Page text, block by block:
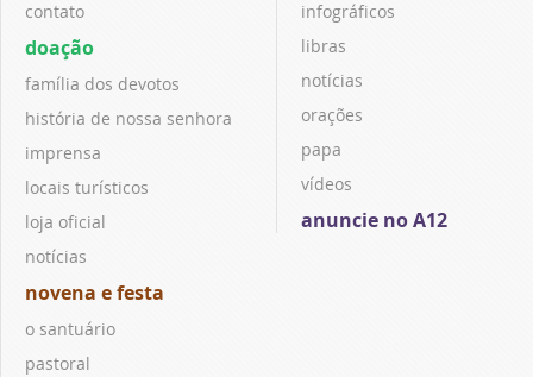
contato
doação
família dos devotos
história de nossa senhora
imprensa
locais turísticos
loja oficial
notícias
novena e festa
o santuário
pastoral
infográficos
libras
notícias
orações
papa
vídeos
anuncie no A12